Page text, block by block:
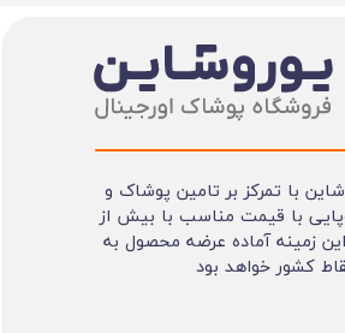
با تمرکز بر تامین پوشاک و
با قیمت مناسب با بیش از
زمینه آماده عرضه محصول به
کشور خواهد بود